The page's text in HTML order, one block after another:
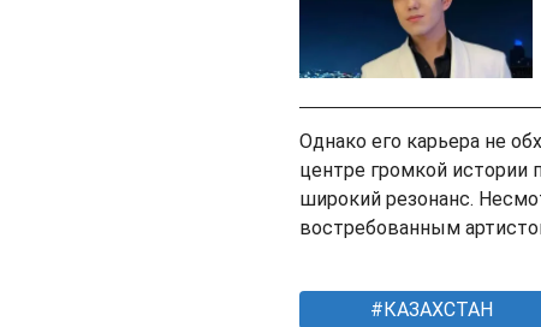
Однако его карьера не
центре громкой истории
широкий резонанс.
востребованным
КАЗАХСТАН